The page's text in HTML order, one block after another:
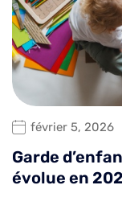
février 5, 2026
Garde
évolue en